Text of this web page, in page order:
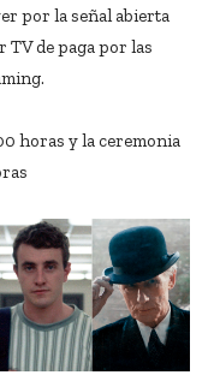
por la señal abierta
TV de paga por las
horas y la ceremonia